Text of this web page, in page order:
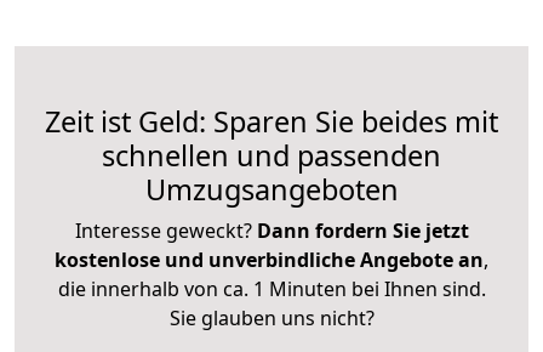
Zeit ist Geld: Sparen Sie beides mit
schnellen und passenden
Umzugsangeboten
Interesse geweckt? Dann fordern Sie jetzt
kostenlose und unverbindliche Angebote an,
die innerhalb von ca. 1 Minuten bei Ihnen sind.
Sie glauben uns nicht?